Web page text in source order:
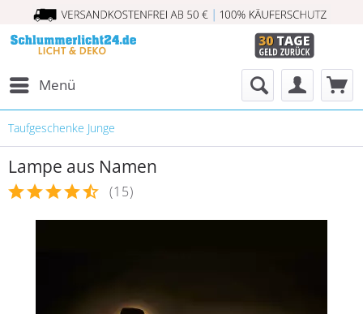
Menü
Taufgeschenke Junge
Lampe aus Namen
(15)